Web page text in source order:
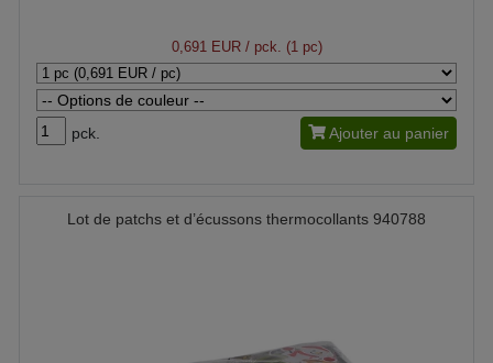
0,691 EUR/ pck. (1 pc)
pck. Ajouter au panier
Lot de patchs et d’écussons thermocollants 940788